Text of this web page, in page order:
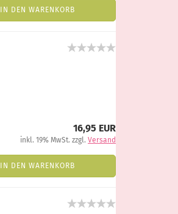
IN DEN WARENKORB
16,95 EUR
inkl. 19% MwSt. zzgl. Versand
IN DEN WARENKORB